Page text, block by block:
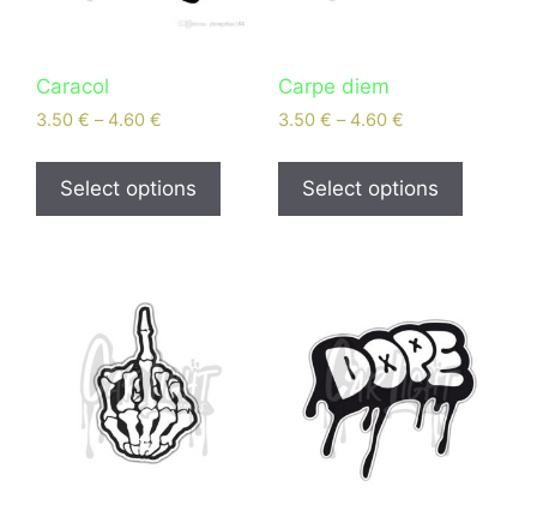
Caracol
3.50 € – 4.60 €
Select options
Carpe diem
3.50 € – 4.60 €
Select options